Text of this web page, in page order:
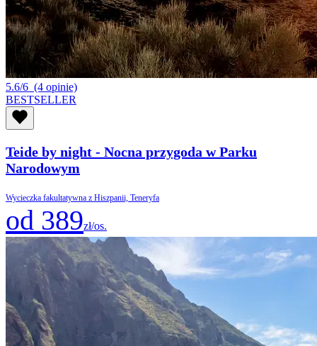
5.6/6 (4 opinie)
BESTSELLER
Teide by night - Nocna przygoda w Parku
Narodowym
Wycieczka fakultatywna z Hiszpanii, Teneryfa
od 389zł/os.